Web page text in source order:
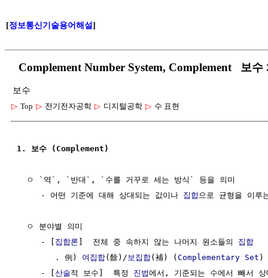
[정보통신기술용어해설]
Complement Number System, Complement 보수
보수
▷ Top ▷ 전기전자공학 ▷ 디지털공학 ▷ 수 표현
1. 보수 (Complement)
  ㅇ `역`, `반대`, `수를 거꾸로 세는 방식` 등을 의미
     - 어떤 기준에 대해 상대되는 값이나
집합으로 균형을 이루
  ㅇ 분야별 의미
     - [
집합론 ]  전체 중 속하지 않는 나머지 원소들의 집합
        . 例)
여집합(餘)/ 보집합(補) (Complementary Set )
     - [
산술적 보수]  특정 진법에서, 기준되는 수에서 빼서 상